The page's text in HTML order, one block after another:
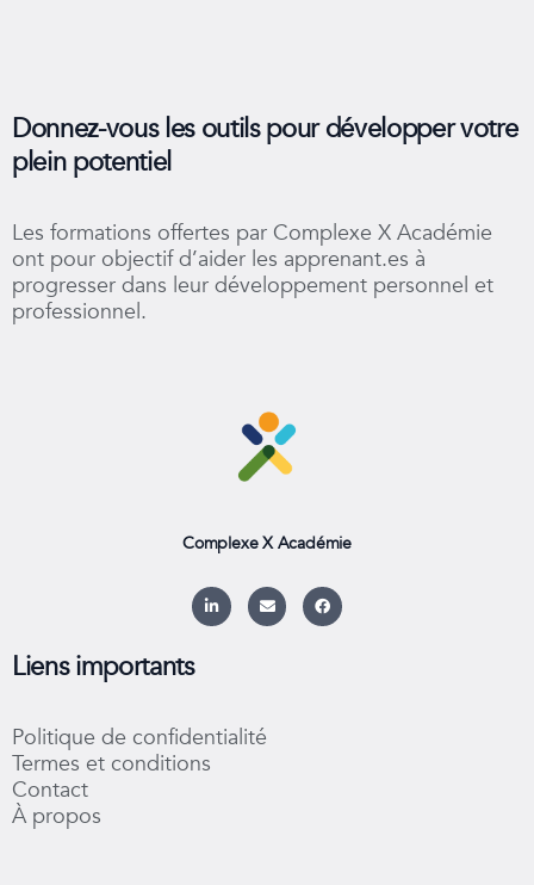
Donnez-vous les outils pour développer votre
plein potentiel
Les formations offertes par Complexe X Académie
ont pour objectif d’aider les apprenant.es à
progresser dans leur développement personnel et
professionnel.
Complexe X Académie
L
i
n
i
n
E
n
v
F
a
c
Liens importants
Politique de confidentialité
Termes et conditions
Contact
À propos